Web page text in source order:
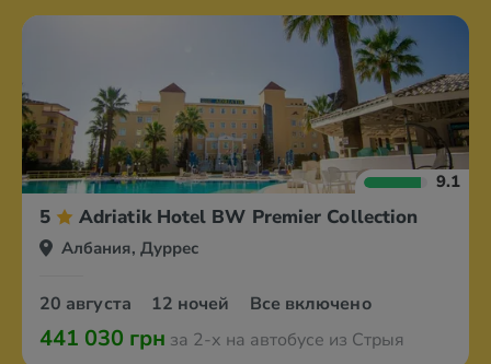
9.1
5 Adriatik Hotel BW Premier Collection
Албания, Дуррес
20 августа 12 ночей Все включено
441 030 грн за 2-х на автобусе из Стрыя